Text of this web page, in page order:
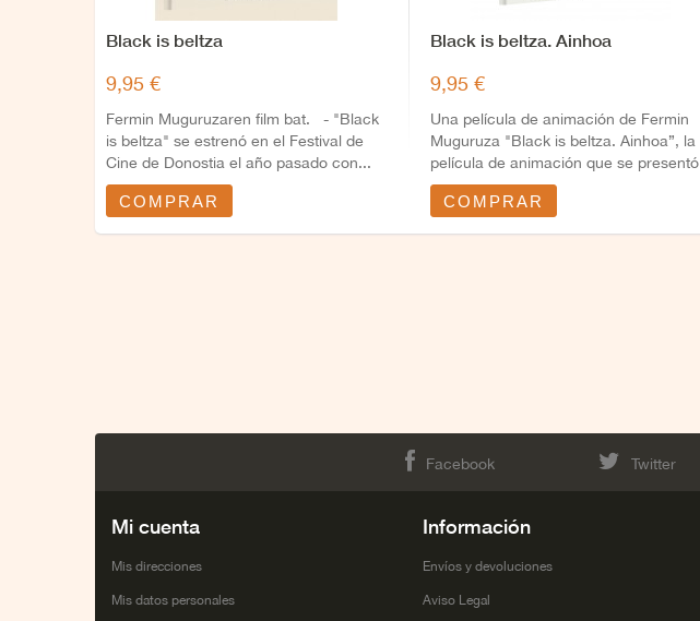
Black is beltza
9,95 €
Fermin Muguruzaren film bat. - "Black
is beltza" se estrenó en el Festival de
Cine de Donostia el año pasado con...
COMPRAR
Black is beltza. Ainhoa
9,95 €
Una película de animación de Fermin
Muguruza "Black is beltza. Ainhoa”, la
película de animación que se presentó
el...
COMPRAR
Facebook Twitter
Mi cuenta
Mis direcciones
Mis datos personales
Información
Envíos y devoluciones
Aviso Legal